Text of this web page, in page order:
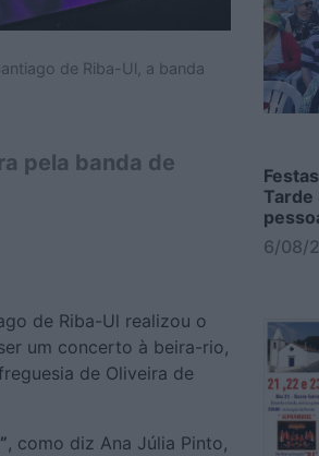
de Riba-Ul, a banda
pela banda de
de Riba-Ul realizou o
um concerto à beira-rio,
de Oliveira de
, como diz Ana Júlia Pinto,
Tarde
6/08/